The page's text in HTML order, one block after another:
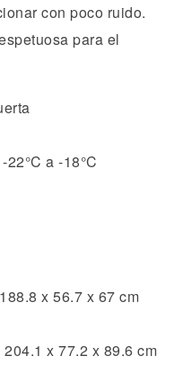
con poco ruido.
para el
a -18°C
x 56.7 x 67 cm
x 77.2 x 89.6 cm